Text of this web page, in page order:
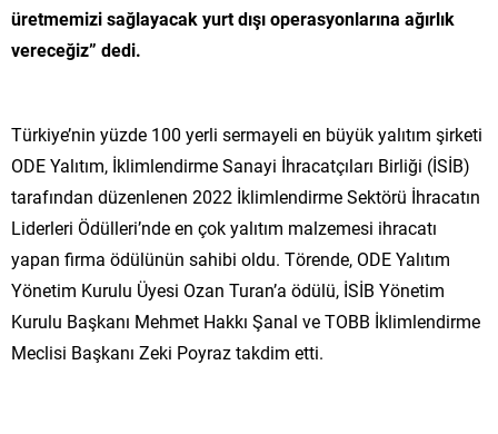
üretmemizi sağlayacak yurt dışı operasyonlarına ağırlık
vereceğiz” dedi.
Türkiye’nin yüzde 100 yerli sermayeli en büyük yalıtım şirketi
ODE Yalıtım, İklimlendirme Sanayi İhracatçıları Birliği (İSİB)
tarafından düzenlenen 2022 İklimlendirme Sektörü İhracatın
Liderleri Ödülleri’nde en çok yalıtım malzemesi ihracatı
yapan firma ödülünün sahibi oldu. Törende, ODE Yalıtım
Yönetim Kurulu Üyesi Ozan Turan’a ödülü, İSİB Yönetim
Kurulu Başkanı Mehmet Hakkı Şanal ve TOBB İklimlendirme
Meclisi Başkanı Zeki Poyraz takdim etti.